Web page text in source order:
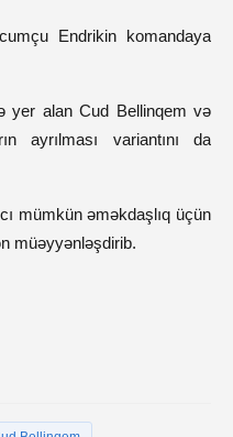
Endrikin komandaya
yer alan Cud Bellinqem və
ayrılması variantını da
mümkün əməkdaşlıq üçün
müəyyənləşdirib.